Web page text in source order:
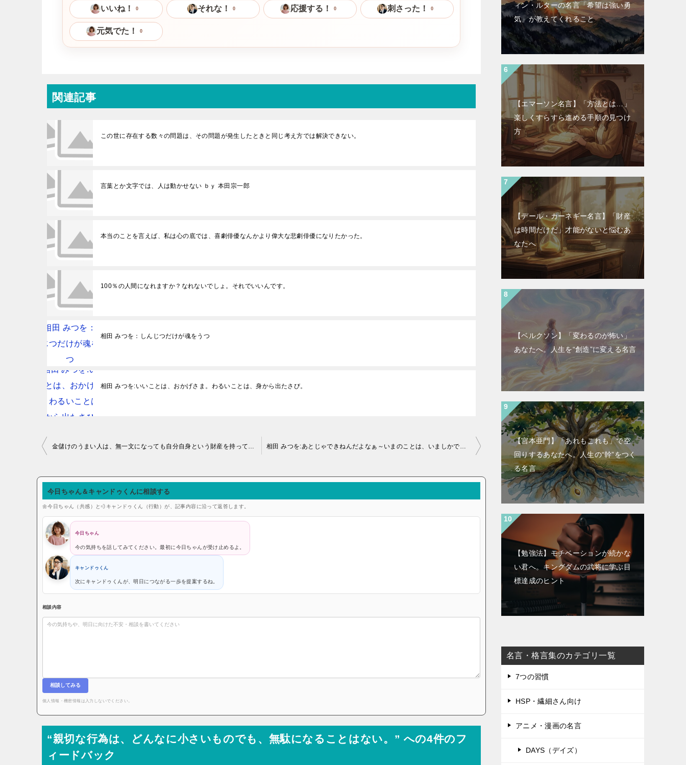
いいね！ 0 それな！ 0 応援する！ 0 刺さった！ 0
元気でた！ 0
関連記事
この世に存在する数々の問題は、その問題が発生したときと同じ考え方では解決できない。
言葉とか文字では、人は動かせない ｂｙ 本田宗一郎
本当のことを言えば、私は心の底では、喜劇俳優なんかより偉大な悲劇俳優になりたかった。
100％の人間になれますか？なれないでしょ。それでいいんです。
相田 みつを：しんじつだけが魂をうつ
相田 みつを:いいことは、おかげさま。わるいことは、身から出たさび。
投稿ナビゲーション 金儲けのうまい人は、無一文になっても自分自身という財産を持っている。 相田 みつを:あとじゃできねんだよなぁ～いまのことは、いましかできぬ！
今日ちゃん＆キャンドゥくんに相談する
🌼今日ちゃん（共感）と💨キャンドゥくん（行動）が、記事内容に沿って返答します。
今日ちゃん
今の気持ちを話してみてください。最初に今日ちゃんが受け止めるよ。
キャンドゥくん
次にキャンドゥくんが、明日につながる一歩を提案するね。
相談内容
相談してみる
個人情報・機密情報は入力しないでください。
“親切な行為は、どんなに小さいものでも、無駄になることはない。” への4件のフ
ィードバック
ィン・ルターの名言「希望は強い勇
気」が教えてくれること
【エマーソン名言】「方法とは…」
楽しくすらすら進める手順の見つけ
方
【デール・カーネギー名言】「財産
は時間だけだ」才能がないと悩むあ
なたへ
【ベルクソン】「変わるのが怖い」
あなたへ。人生を“創造”に変える名言
【宮本亜門】「あれもこれも」で空
回りするあなたへ。人生の“幹”をつく
る名言
【勉強法】モチベーションが続かな
い君へ。キングダムの武将に学ぶ目
標達成のヒント
名言・格言集のカテゴリ一覧
7つの習慣
HSP・繊細さん向け
アニメ・漫画の名言
DAYS（デイズ）